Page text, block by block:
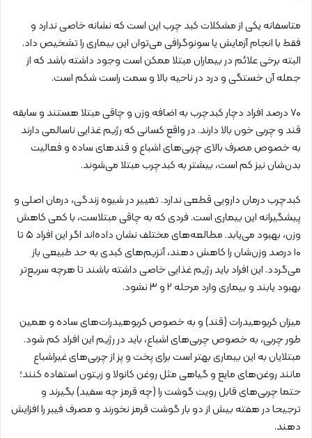
متاسفانه یکی از مشکلات کبد چرب این است که نشانه خاصی ندارد و
فقط با انجام آزمایش یا سونوگرافی می‌توان این بیماری را تشخیص داد.
البته برخی علائم در بیماران مبتلا ممکن است وجود داشته باشد که از
جمله آن خستگی و درد در ناحیه بالا و سمت راست شکم است.
۷۰ درصد افراد دچار کبدچرب به اضافه وزن و چاقی مبتلا هستند و سابقه
قند و چربی خون بالا دارند. در واقع کسانی که رژیم غذایی ناسالمی دارند
به خصوص مصرف بالای چربی‌های اشباع و قندهای ساده و فعالیت
بدن‌شان نیز کم است، بیشتر به کبدچرب مبتلا می‌شوند.
کبدچرب درمان دارویی قطعی ندارد. تغییر در شیوه زندگی، درمان اصلی و
پیشگیرانه این بیماری است. فردی که به چاقی مبتلاست، با کمی کاهش
وزن، بهبود می‌یابد. مطالعه‌های مختلف نشان داده‌اند اگر این افراد ۵ تا
۱۰ درصد وزن‌شان را کاهش دهند، آنزیم‌های کبدی به حد طبیعی باز
می‌گردد. این افراد باید رژیم غذایی خاصی داشته باشند تا هرچه سریع‌تر
بهبود یابند و بیماری‌ وارد مرحله ۲ و ۳ نشود.
میزان کربوهیدرات (قند) و به‌ خصوص کربوهیدرات‌های ساده و همین
طور چربی، به خصوص چربی‌های اشباع، باید در رژیم این افراد کم شود.
مبتلایان به این بیماری بهتر است برای پخت و پز از چربی‌های غیراشباع
مانند روغن‌های مایع و گیاهی مثل روغن کانولا و زیتون استفاده کنند؛
حتما چربی‌های قابل رویت گوشت را (چه قرمز چه سفید) بگیرند و
ترجیحا در هفته بیش از دو بار گوشت قرمز نخورند و مصرف فیبر را افزایش
دهند.